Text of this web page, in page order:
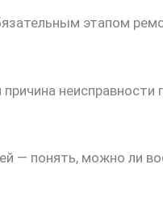
этапом
неисправности
— понять, можно ли